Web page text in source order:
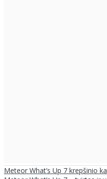
Meteor What’s Up 7 krepšinio